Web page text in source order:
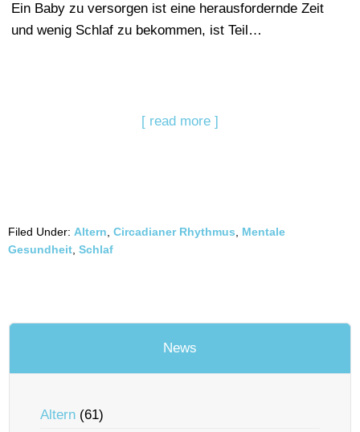
Ein Baby zu versorgen ist eine herausfordernde Zeit
und wenig Schlaf zu bekommen, ist Teil…
[ read more ]
Filed Under: Altern Circadianer Rhythmus
Mentale
Gesundheit Schlaf
News
Altern (61)